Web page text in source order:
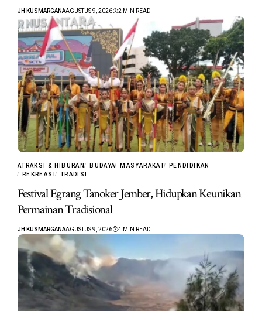
JH KUSMARGANAAGUSTUS 9, 2026 2 MIN READ
ATRAKSI & HIBURAN BUDAYA MASYARAKAT
PENDIDIKAN
REKREASI
TRADISI
Festival Egrang Tanoker Jember, Hidupkan Keunikan
Permainan Tradisional
JH KUSMARGANAAGUSTUS 9, 2026 4 MIN READ